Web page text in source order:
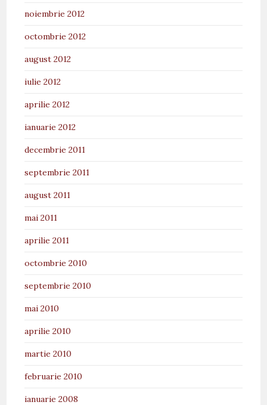
noiembrie 2012
octombrie 2012
august 2012
iulie 2012
aprilie 2012
ianuarie 2012
decembrie 2011
septembrie 2011
august 2011
mai 2011
aprilie 2011
octombrie 2010
septembrie 2010
mai 2010
aprilie 2010
martie 2010
februarie 2010
ianuarie 2008